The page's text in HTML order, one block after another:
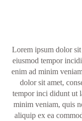
Lorem ipsum dolor
eiusmod tempor
enim ad minim
dolor sit amet,
tempor inci didunt ut
minim veniam, quis
aliquip ex ea